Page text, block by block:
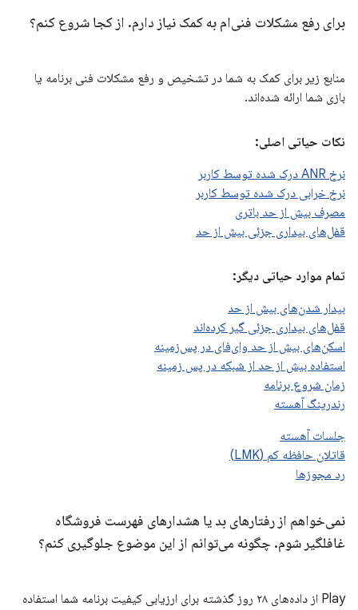
برای رفع مشکلات فنی‌ام به کمک نیاز دارم. از کجا شروع کنم؟
منابع زیر برای کمک به شما در تشخیص و رفع مشکلات فنی برنامه یا
بازی شما ارائه شده‌اند.
نکات حیاتی اصلی:
نرخ ANR درک شده توسط کاربر
نرخ خرابی درک شده توسط کاربر
مصرف بیش از حد باتری
قفل‌های بیداری جزئی بیش از حد
تمام موارد حیاتی دیگر:
بیدار شدن‌های بیش از حد
قفل‌های بیداری جزئی گیر کرده‌اند
اسکن‌های بیش از حد وای‌فای در پس‌زمینه
استفاده بیش از حد از شبکه در پس زمینه
زمان شروع برنامه
رندرینگ آهسته
جلسات آهسته
قاتلان حافظه کم (LMK)
رد مجوزها
نمی‌خواهم از رفتارهای بد یا هشدارهای فهرست فروشگاه
غافلگیر شوم. چگونه می‌توانم از این موضوع جلوگیری کنم؟
Play از داده‌های ۲۸ روز گذشته برای ارزیابی کیفیت برنامه شما استفاده